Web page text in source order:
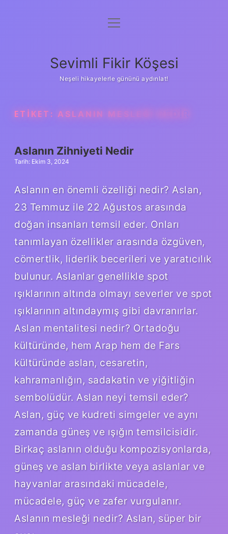
Anasayfa
Yasal Uyarı
menüyü
Sevimli Fikir Köşesi
Neşeli hikayelerle gününü aydınlat!
ETIKET: ASLANIN MESLEĞI NEDIR
Aslanın Zihniyeti Nedir
Tarih: Ekim 3, 2024
Aslanın en önemli özelliği nedir? Aslan,
23 Temmuz ile 22 Ağustos arasında
doğan insanları temsil eder. Onları
tanımlayan özellikler arasında özgüven,
cömertlik, liderlik becerileri ve yaratıcılık
bulunur. Aslanlar genellikle spot
ışıklarının altında olmayı severler ve spot
ışıklarının altındaymış gibi davranırlar.
Aslan mentalitesi nedir? Ortadoğu
kültüründe, hem Arap hem de Fars
kültüründe aslan, cesaretin,
kahramanlığın, sadakatin ve yiğitliğin
sembolüdür. Aslan neyi temsil eder?
Aslan, güç ve kudreti simgeler ve aynı
zamanda güneş ve ışığın temsilcisidir.
Birkaç aslanın olduğu kompozisyonlarda,
güneş ve aslan birlikte veya aslanlar ve
hayvanlar arasındaki mücadele,
mücadele, güç ve zafer vurgulanır.
Aslanın mesleği nedir? Aslan, süper bir